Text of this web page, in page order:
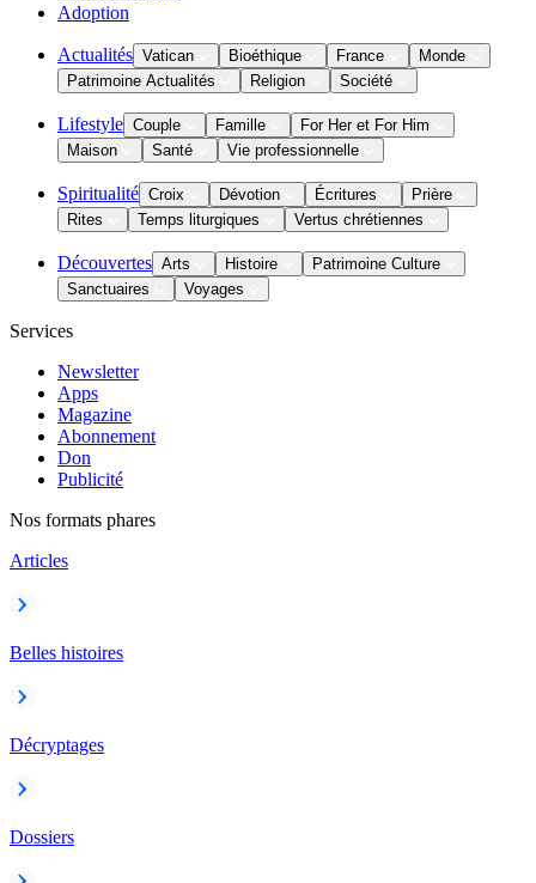
Adoption
Actualités Vatican Bioéthique France
Monde
Patrimoine Actualités
Religion Société
Lifestyle Couple Famille
For Her et For Him
Maison
Santé Vie professionnelle
Spiritualité Croix Dévotion Écritures
Prière
Rites
Temps liturgiques Vertus chrétiennes
Découvertes Arts Histoire
Patrimoine Culture
Sanctuaires
Voyages
Services
Newsletter
Apps
Magazine
Abonnement
Don
Publicité
Nos formats phares
Articles
Belles histoires
Décryptages
Dossiers